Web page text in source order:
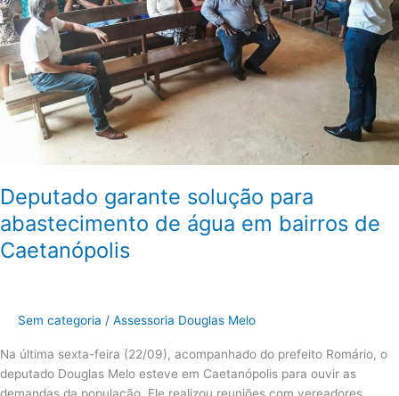
Deputado garante solução para
abastecimento de água em bairros de
Caetanópolis
Sem categoria / Assessoria Douglas Melo
Na última sexta-feira (22/09), acompanhado do prefeito Romário, o
deputado Douglas Melo esteve em Caetanópolis para ouvir as
demandas da população. Ele realizou reuniões com vereadores,
água
em
bairros
de
Caetanópolis